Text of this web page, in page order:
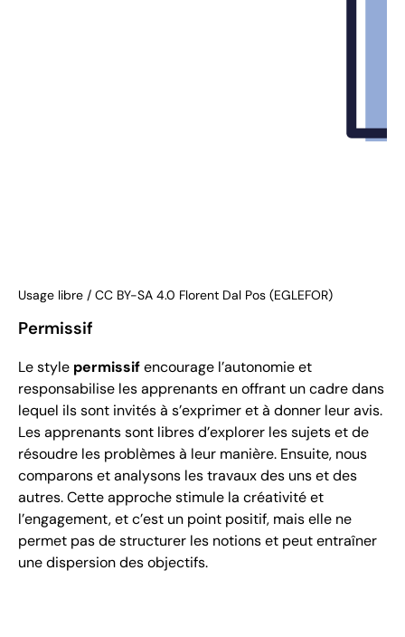
Usage libre / CC BY-SA 4.0 Florent Dal Pos (EGLEFOR)
Permissif
Le style permissifencourage l’autonomie et
responsabilise les apprenants en offrant un cadre dans
lequel ils sont invités à s’exprimer et à donner leur avis.
Les apprenants sont libres d’explorer les sujets et de
résoudre les problèmes à leur manière. Ensuite, nous
comparons et analysons les travaux des uns et des
autres. Cette approche stimule la créativité et
l’engagement, et c’est un point positif, mais elle ne
permet pas de structurer les notions et peut entraîner
une dispersion des objectifs.